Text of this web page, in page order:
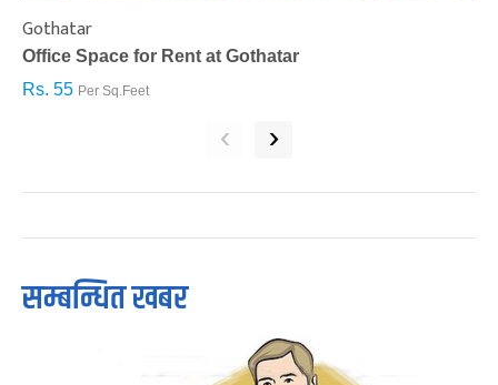
Gothatar
Office Space for Rent at Gothatar
Rs. 55 Per Sq.Feet
‹ ›
सम्बन्धित खबर